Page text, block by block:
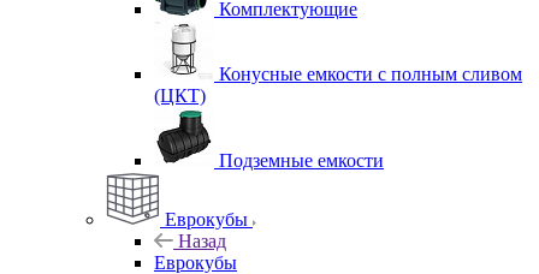
Комплектующие
Конусные емкости с полным сливом
(ЦКТ)
Подземные емкости
Еврокубы
Назад
Еврокубы